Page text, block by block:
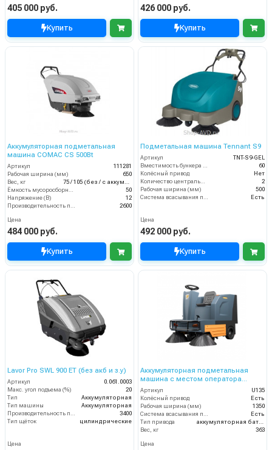
405 000 руб.
Купить
426 000 руб.
Купить
Аккумуляторная подметальная
машина COMAC CS 500Bt
Артикул
111281
Рабочая ширина (мм)
650
Вес, кг
75 / 105 (без / с аккумуляторами)
Ёмкость мусоросборника (л)
50
Напряжение (В)
12
Производительность по площади (м2/ч)
2600
Цена
484 000 руб.
Купить
Подметальная машина Tennant S9
Артикул
TNT-S9-GEL
Вместимость бункера (л)
60
Колёсный привод
Нет
Количество центральных мусоросборных валиков (шт)
2
Рабочая ширина (мм)
500
Система всасывания пыли
Есть
Цена
492 000 руб.
Купить
Lavor Pro SWL 900 ET (без акб и з.у)
Артикул
0.061.0003
Макс. угол подъема (%)
20
Тип
Аккумуляторная
Тип машины
Аккумуляторная
Производительность по площади (м2/ч)
3400
Тип щёток
цилиндрические
Цена
Аккумуляторная подметальная
машина с местом оператора
Chancee U135
Артикул
U135
Колёсный привод
Есть
Рабочая ширина (мм)
1350
Система всасывания пыли
Есть
Тип привода
аккумуляторная батарея
Вес, кг
363
Цена